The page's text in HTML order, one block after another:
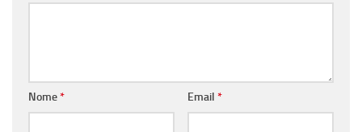
Nome* Email *